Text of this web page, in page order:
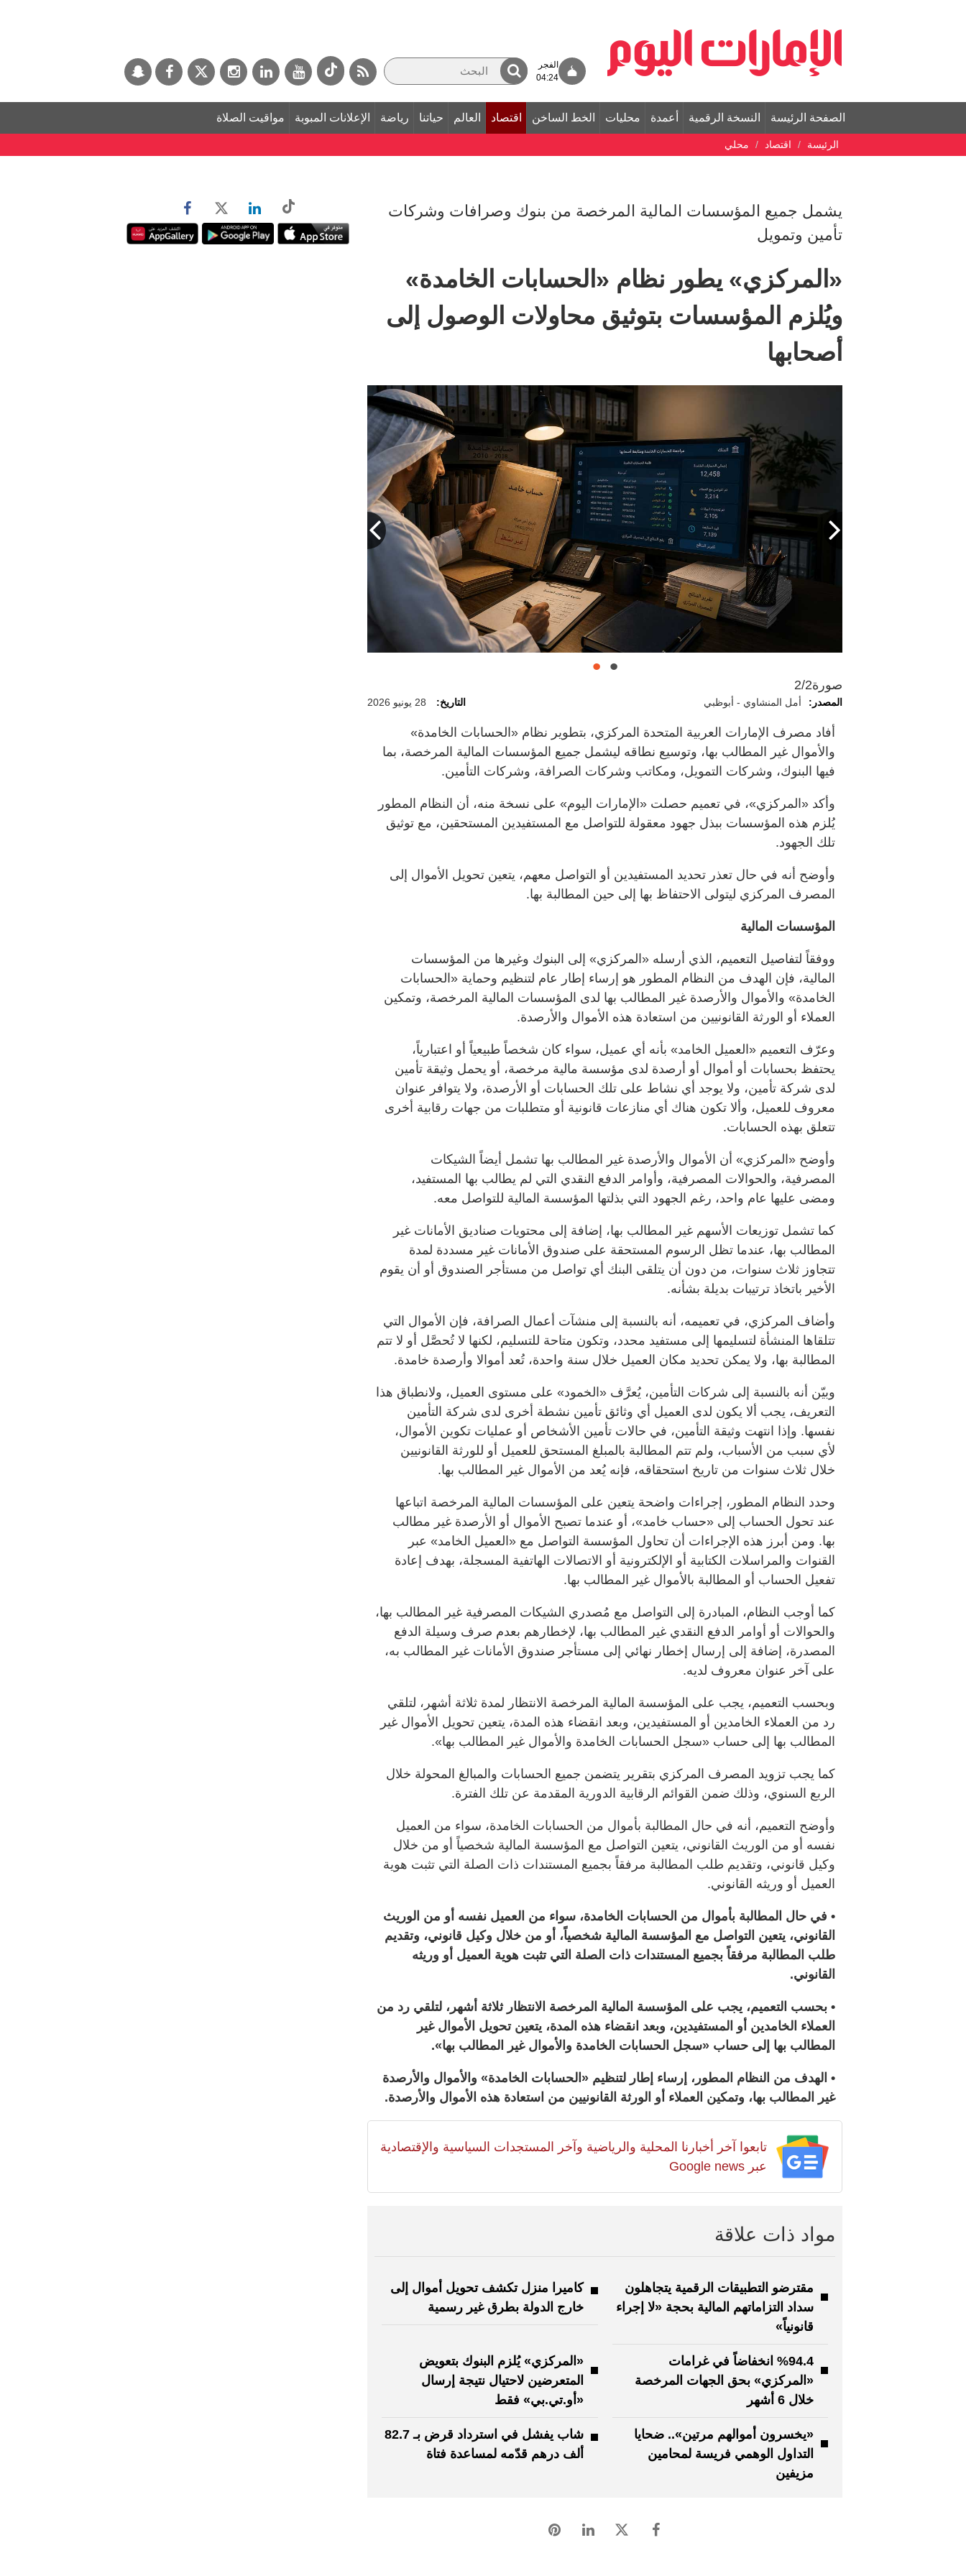
الفجر
04:24
الصفحة الرئيسة النسخة الرقمية أعمدة محليات الخط الساخن اقتصاد العالم حياتنا رياضة الإعلانات المبوبة مواقيت الصلاة
الرئيسة اقتصاد محلي
يشمل جميع المؤسسات المالية المرخصة من بنوك وصرافات وشركات
تأمين وتمويل
«المركزي» يطور نظام «الحسابات الخامدة»
ويُلزم المؤسسات بتوثيق محاولات الوصول إلى
أصحابها
«المركزي» أكد أن النظام المطور يُلزم المؤسسات ببذل جهود معقولة
للتواصل مع المستفيدين المستحقين وتوثيق تلك الجهود. أرشيفية
صورة2/2
المصدر: أمل المنشاوي - أبوظبي التاريخ: 28 يونيو 2026
أفاد مصرف الإمارات العربية المتحدة المركزي، بتطوير نظام «الحسابات الخامدة»
والأموال غير المطالب بها، وتوسيع نطاقه ليشمل جميع المؤسسات المالية المرخصة، بما
فيها البنوك، وشركات التمويل، ومكاتب وشركات الصرافة، وشركات التأمين.
وأكد «المركزي»، في تعميم حصلت «الإمارات اليوم» على نسخة منه، أن النظام المطور
يُلزم هذه المؤسسات ببذل جهود معقولة للتواصل مع المستفيدين المستحقين، مع توثيق
تلك الجهود.
وأوضح أنه في حال تعذر تحديد المستفيدين أو التواصل معهم، يتعين تحويل الأموال إلى
المصرف المركزي ليتولى الاحتفاظ بها إلى حين المطالبة بها.
المؤسسات المالية
ووفقاً لتفاصيل التعميم، الذي أرسله «المركزي» إلى البنوك وغيرها من المؤسسات
المالية، فإن الهدف من النظام المطور هو إرساء إطار عام لتنظيم وحماية «الحسابات
الخامدة» والأموال والأرصدة غير المطالب بها لدى المؤسسات المالية المرخصة، وتمكين
العملاء أو الورثة القانونيين من استعادة هذه الأموال والأرصدة.
وعرّف التعميم «العميل الخامد» بأنه أي عميل، سواء كان شخصاً طبيعياً أو اعتبارياً،
يحتفظ بحسابات أو أموال أو أرصدة لدى مؤسسة مالية مرخصة، أو يحمل وثيقة تأمين
لدى شركة تأمين، ولا يوجد أي نشاط على تلك الحسابات أو الأرصدة، ولا يتوافر عنوان
معروف للعميل، وألا تكون هناك أي منازعات قانونية أو متطلبات من جهات رقابية أخرى
تتعلق بهذه الحسابات.
وأوضح «المركزي» أن الأموال والأرصدة غير المطالب بها تشمل أيضاً الشيكات
المصرفية، والحوالات المصرفية، وأوامر الدفع النقدي التي لم يطالب بها المستفيد،
ومضى عليها عام واحد، رغم الجهود التي بذلتها المؤسسة المالية للتواصل معه.
كما تشمل توزيعات الأسهم غير المطالب بها، إضافة إلى محتويات صناديق الأمانات غير
المطالب بها، عندما تظل الرسوم المستحقة على صندوق الأمانات غير مسددة لمدة
تتجاوز ثلاث سنوات، من دون أن يتلقى البنك أي تواصل من مستأجر الصندوق أو أن يقوم
الأخير باتخاذ ترتيبات بديلة بشأنه.
وأضاف المركزي، في تعميمه، أنه بالنسبة إلى منشآت أعمال الصرافة، فإن الأموال التي
تتلقاها المنشأة لتسليمها إلى مستفيد محدد، وتكون متاحة للتسليم، لكنها لا تُحصَّل أو لا تتم
المطالبة بها، ولا يمكن تحديد مكان العميل خلال سنة واحدة، تُعد أموالا وأرصدة خامدة.
وبيّن أنه بالنسبة إلى شركات التأمين، يُعرَّف «الخمود» على مستوى العميل، ولانطباق هذا
التعريف، يجب ألا يكون لدى العميل أي وثائق تأمين نشطة أخرى لدى شركة التأمين
نفسها. وإذا انتهت وثيقة التأمين، في حالات تأمين الأشخاص أو عمليات تكوين الأموال،
لأي سبب من الأسباب، ولم تتم المطالبة بالمبلغ المستحق للعميل أو للورثة القانونيين
خلال ثلاث سنوات من تاريخ استحقاقه، فإنه يُعد من الأموال غير المطالب بها.
وحدد النظام المطور، إجراءات واضحة يتعين على المؤسسات المالية المرخصة اتباعها
عند تحول الحساب إلى «حساب خامد»، أو عندما تصبح الأموال أو الأرصدة غير مطالب
بها. ومن أبرز هذه الإجراءات أن تحاول المؤسسة التواصل مع «العميل الخامد» عبر
القنوات والمراسلات الكتابية أو الإلكترونية أو الاتصالات الهاتفية المسجلة، بهدف إعادة
تفعيل الحساب أو المطالبة بالأموال غير المطالب بها.
كما أوجب النظام، المبادرة إلى التواصل مع مُصدري الشيكات المصرفية غير المطالب بها،
والحوالات أو أوامر الدفع النقدي غير المطالب بها، لإخطارهم بعدم صرف وسيلة الدفع
المصدرة، إضافة إلى إرسال إخطار نهائي إلى مستأجر صندوق الأمانات غير المطالب به،
على آخر عنوان معروف لديه.
وبحسب التعميم، يجب على المؤسسة المالية المرخصة الانتظار لمدة ثلاثة أشهر، لتلقي
رد من العملاء الخامدين أو المستفيدين، وبعد انقضاء هذه المدة، يتعين تحويل الأموال غير
المطالب بها إلى حساب «سجل الحسابات الخامدة والأموال غير المطالب بها».
كما يجب تزويد المصرف المركزي بتقرير يتضمن جميع الحسابات والمبالغ المحولة خلال
الربع السنوي، وذلك ضمن القوائم الرقابية الدورية المقدمة عن تلك الفترة.
وأوضح التعميم، أنه في حال المطالبة بأموال من الحسابات الخامدة، سواء من العميل
نفسه أو من الوريث القانوني، يتعين التواصل مع المؤسسة المالية شخصياً أو من خلال
وكيل قانوني، وتقديم طلب المطالبة مرفقاً بجميع المستندات ذات الصلة التي تثبت هوية
العميل أو وريثه القانوني.
• في حال المطالبة بأموال من الحسابات الخامدة، سواء من العميل نفسه أو من الوريث
القانوني، يتعين التواصل مع المؤسسة المالية شخصياً، أو من خلال وكيل قانوني، وتقديم
طلب المطالبة مرفقاً بجميع المستندات ذات الصلة التي تثبت هوية العميل أو وريثه
القانوني.
• بحسب التعميم، يجب على المؤسسة المالية المرخصة الانتظار ثلاثة أشهر، لتلقي رد من
العملاء الخامدين أو المستفيدين، وبعد انقضاء هذه المدة، يتعين تحويل الأموال غير
المطالب بها إلى حساب «سجل الحسابات الخامدة والأموال غير المطالب بها».
• الهدف من النظام المطور، إرساء إطار لتنظيم «الحسابات الخامدة» والأموال والأرصدة
غير المطالب بها، وتمكين العملاء أو الورثة القانونيين من استعادة هذه الأموال والأرصدة.
تابعوا آخر أخبارنا المحلية والرياضية وآخر المستجدات السياسية والإقتصادية
عبر Google news
مواد ذات علاقة
مقترضو التطبيقات الرقمية يتجاهلون
سداد التزاماتهم المالية بحجة «لا إجراء
قانونياً»
كاميرا منزل تكشف تحويل أموال إلى
خارج الدولة بطرق غير رسمية
%94.4 انخفاضاً في غرامات
«المركزي» بحق الجهات المرخصة
خلال 6 أشهر
«المركزي» يُلزم البنوك بتعويض
المتعرضين لاحتيال نتيجة إرسال
«أو.تي.بي» فقط
«يخسرون أموالهم مرتين».. ضحايا
التداول الوهمي فريسة لمحامين
مزيفين
شاب يفشل في استرداد قرض بـ 82.7
ألف درهم قدّمه لمساعدة فتاة